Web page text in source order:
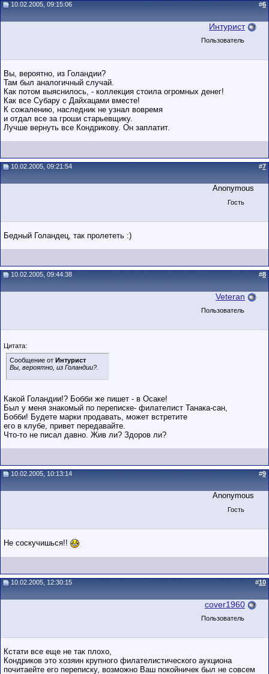
10.02.2005, 09:15:06 #6
Интурист
Пользователь
Вы, вероятно, из Голандии?
Там был аналогичный случай.
Как потом выяснилось, - коллекция стоила огромных денег!
Как все Субару с Дайхацами вместе!
К сожалению, наследник не узнал вовремя
и отдал все за гроши старьевщику.
Лучше вернуть все Кондрикову. Он заплатит.
10.02.2005, 09:21:54 #7
Anonymous
Гость
Бедный Голандец, так пролететь :)
10.02.2005, 09:44:38 #8
Veteran
Пользователь
Цитата:
Сообщение от Интурист
Вы, вероятно, из Голандии?.
Какой Голандии!? Бобби же пишет - в Осаке!
Был у меня знакомый по переписке- филателист Танака-сан,
Бобби! Будете марки продавать, может встретите
его в клубе, привет передавайте.
Что-то не писал давно. Жив ли? Здоров ли?
10.02.2005, 10:13:14 #9
Anonymous
Гость
Не соскучишься!!
10.02.2005, 12:30:15 #10
cover1960
Пользователь
Кстати все еще не так плохо,
Кондриков это хозяин крупного филателистического аукциона
почитаейте его переписку, возможно Ваш покойничек был не совсем